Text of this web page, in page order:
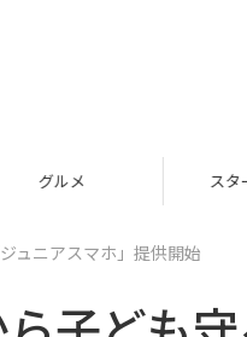
グルメ スタ
ュニアスマホ」提供開始